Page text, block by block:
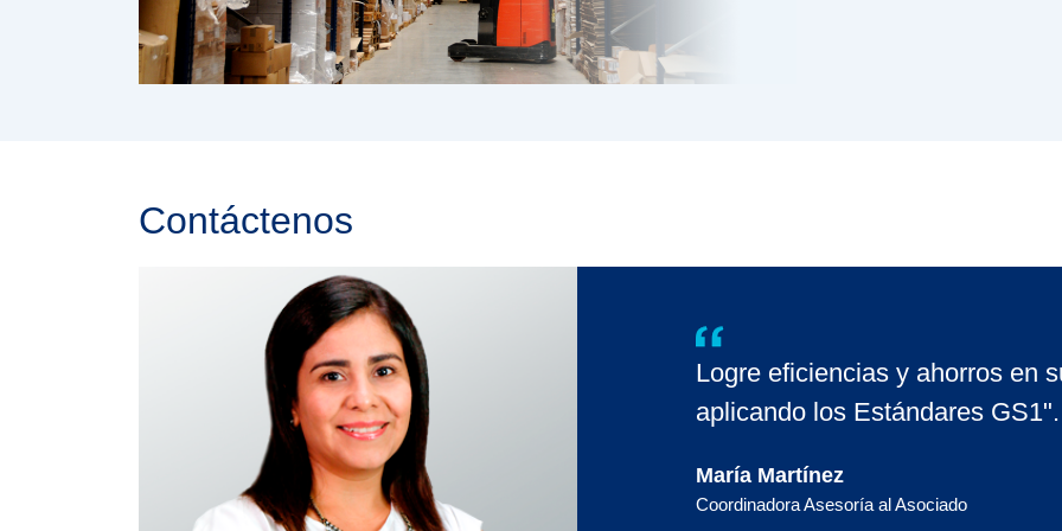
Contáctenos
Logre eficiencias y ahorros en
aplicando los Estándares GS1".
María Martínez
Coordinadora Asesoría al Asociado